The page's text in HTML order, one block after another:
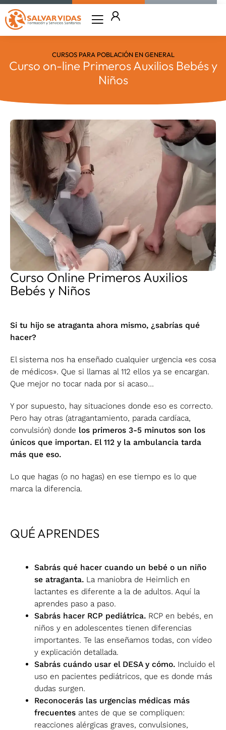
Ir
contenido
CURSOS PARA POBLACIÓN EN GENERAL
Curso on-line Primeros Auxilios Bebés y
Niños
Curso Online Primeros Auxilios
Bebés y Niños
Si tu hijo se atraganta ahora mismo, ¿sabrías qué
hacer?
El sistema nos ha enseñado cualquier urgencia «es cosa
de médicos». Que si llamas al 112 ellos ya se encargan.
Que mejor no tocar nada por si acaso…
Y por supuesto, hay situaciones donde eso es correcto.
Pero hay otras (atragantamiento, parada cardíaca,
convulsión) donde los primeros 3-5 minutos son los
únicos que importan. El 112 y la ambulancia tarda
más que eso.
Lo que hagas (o no hagas) en ese tiempo es lo que
marca la diferencia.
QUÉ APRENDES
Sabrás qué hacer cuando un bebé o un niño
se atraganta. La maniobra de Heimlich en
lactantes es diferente a la de adultos. Aquí la
aprendes paso a paso.
Sabrás hacer RCP pediátrica. RCP en bebés, en
niños y en adolescentes tienen diferencias
importantes. Te las enseñamos todas, con vídeo
y explicación detallada.
Sabrás cuándo usar el DESA y cómo. Incluido el
uso en pacientes pediátricos, que es donde más
dudas surgen.
Reconocerás las urgencias médicas más
frecuentes antes de que se compliquen:
reacciones alérgicas graves, convulsiones,